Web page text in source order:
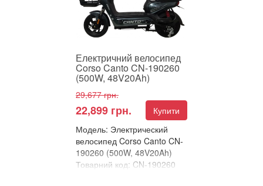
Електричний велосипед
Corso Canto CN-190260
(500W, 48V20Ah)
29,677 грн.
22,899 грн.
Купити
Модель: Электрический
велосипед Corso Canto CN-
190260 (500W, 48V20Ah)
Товарний код: CN-190260